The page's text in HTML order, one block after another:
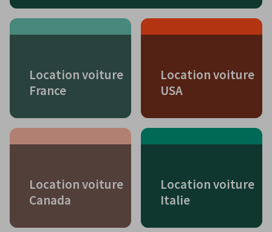
Location voiture
France
Location voiture
USA
Location voiture
Canada
Location voiture
Italie